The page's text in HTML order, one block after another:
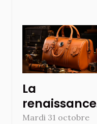
La
renaissance
de l'artisanat
Mardi 31 octobre